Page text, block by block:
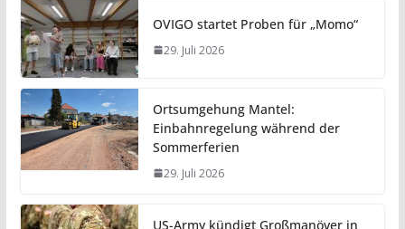
OVIGO startet Proben für „Momo“
29. Juli 2026
Ortsumgehung Mantel:
Einbahnregelung während der
Sommerferien
29. Juli 2026
US-Army kündigt Großmanöver in